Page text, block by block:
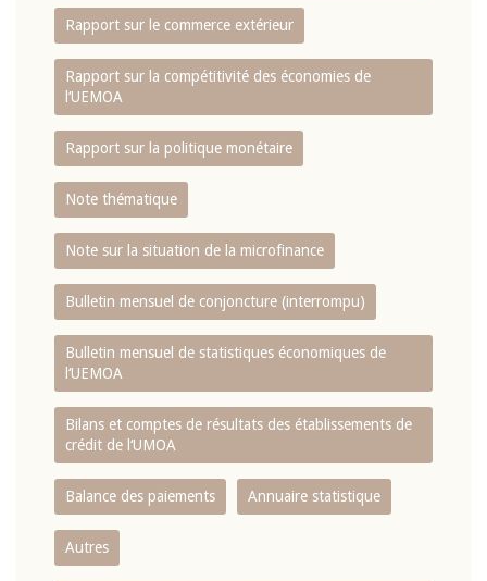
Rapport sur le commerce extérieur
Rapport sur la compétitivité des économies de
l‘UEMOA
Rapport sur la politique monétaire
Note thématique
Note sur la situation de la microfinance
Bulletin mensuel de conjoncture (interrompu)
Bulletin mensuel de statistiques économiques de
l‘UEMOA
Bilans et comptes de résultats des établissements de
crédit de l‘UMOA
Balance des paiements Annuaire statistique
Autres